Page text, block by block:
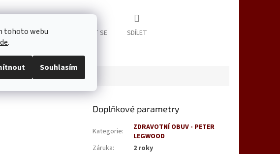
tohoto webu
.
Souhlasím
TISK ZEPTAT SE SDÍLET
Doplňkové parametry
Kategorie:
ZDRAVOTNÍ OBUV - PETER
LEGWOOD
Záruka: 2 roky